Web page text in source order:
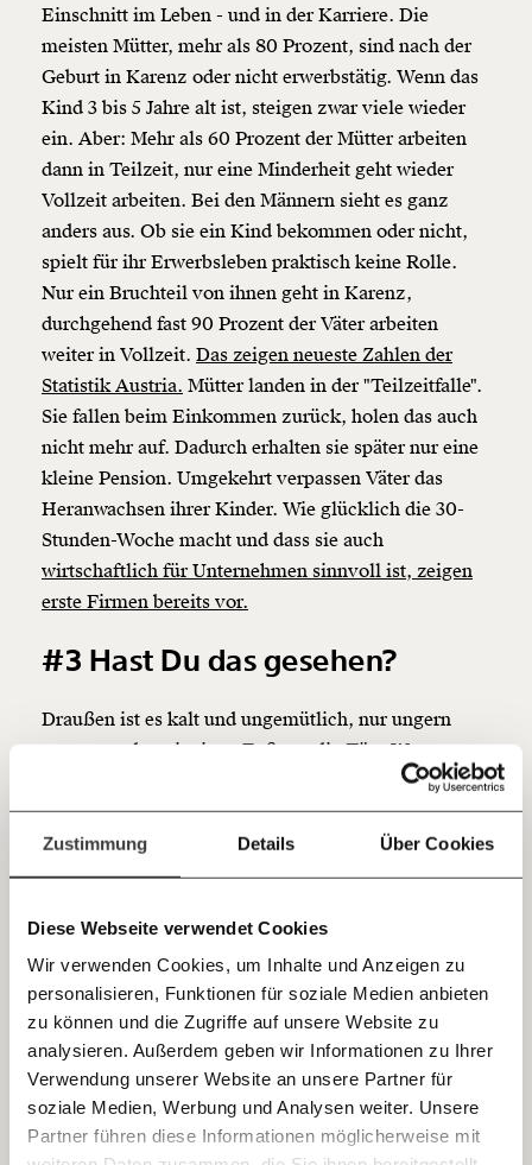
Zustimmung Details Über Cookies
Diese Webseite verwendet Cookies
Wir verwenden Cookies, um Inhalte und Anzeigen zu
personalisieren, Funktionen für soziale Medien anbieten
zu können und die Zugriffe auf unsere Website zu
analysieren. Außerdem geben wir Informationen zu Ihrer
Verwendung unserer Website an unsere Partner für
soziale Medien, Werbung und Analysen weiter. Unsere
Partner führen diese Informationen möglicherweise mit
Immer auf dem Laufenden
bleiben mit unseren gratis
E-Mail-Newslettern!
Veränderung
beginnt mit Dir!
Fördermitglied
und wir können gemeinsam
unsere Wirtschaft so gestalten, dass sie für alle
funktioniert. Unsere Recherchen sind für alle frei im
Netz. Unabhängig und werbefrei. Und das wird auch
so bleiben. Kämpf’ mit uns für den Fortschritt und
unterstütze uns mit Deinem Mitgliedsbeitrag.
Du überweist lieber direkt?
Kontoinhaber: Momentum Institut - Verein für
sozialen Fortschritt
Jetzt
einfach
teilen.
E-Mail
Whatsapp
Einschnitt im Leben - und in der Karriere. Die
meisten Mütter, mehr als 80 Prozent, sind nach der
Geburt in Karenz oder nicht erwerbstätig. Wenn das
Kind 3 bis 5 Jahre alt ist, steigen zwar viele wieder
ein. Aber: Mehr als 60 Prozent der Mütter arbeiten
dann in Teilzeit, nur eine Minderheit geht wieder
Vollzeit arbeiten. Bei den Männern sieht es ganz
anders aus. Ob sie ein Kind bekommen oder nicht,
spielt für ihr Erwerbsleben praktisch keine Rolle.
Nur ein Bruchteil von ihnen geht in Karenz,
durchgehend fast 90 Prozent der Väter arbeiten
weiter in Vollzeit. Das zeigen neueste Zahlen der
Statistik Austria. Mütter landen in der "Teilzeitfalle".
Sie fallen beim Einkommen zurück, holen das auch
nicht mehr auf. Dadurch erhalten sie später nur eine
kleine Pension. Umgekehrt verpassen Väter das
Heranwachsen ihrer Kinder. Wie glücklich die 30-
Stunden-Woche macht und dass sie auch
wirtschaftlich für Unternehmen sinnvoll ist, zeigen
erste Firmen bereits vor.
#3 Hast Du das gesehen?
Draußen ist es kalt und ungemütlich, nur ungern
setzt man derzeit einen Fuß vor die Tür. Wenn man
sich das aussuchen kann. Auch bei uns in einem der
reichsten Länder der Welt schlafen Menschen auf der
Straße. Jede Nacht, bei jedem Wetter.
Wie andere
Länder das lösen, erklärt Barbara Blaha in ihrer
Bitteakzeptiere unsere Cookiesum den
Inhalt zu sehen.